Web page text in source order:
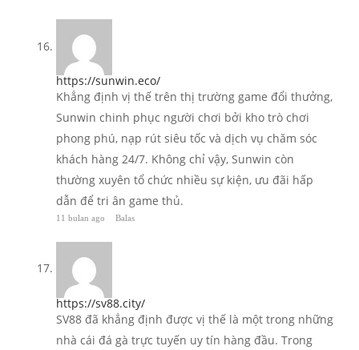
https://sunwin.eco/
Khẳng định vị thế trên thị trường game đổi thưởng,
Sunwin chinh phục người chơi bởi kho trò chơi
phong phú, nạp rút siêu tốc và dịch vụ chăm sóc
khách hàng 24/7. Không chỉ vậy, Sunwin còn
thường xuyên tổ chức nhiều sự kiện, ưu đãi hấp
dẫn để tri ân game thủ.
11 bulan ago Balas
https://sv88.city/
SV88 đã khẳng định được vị thế là một trong những
nhà cái đá gà trực tuyến uy tín hàng đầu. Trong